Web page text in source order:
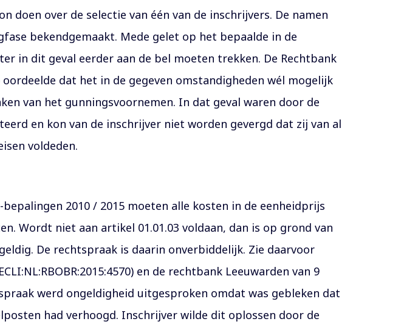
over de selectie van één van de inschrijvers. De namen
bekendgemaakt. Mede gelet op het bepaalde in de
in dit geval eerder aan de bel moeten trekken. De Rechtbank
oordeelde dat het in de gegeven omstandigheden wél mogelijk
van het gunningsvoornemen. In dat geval waren door de
en kon van de inschrijver niet worden gevergd dat zij van al
voldeden.
2010 / 2015 moeten alle kosten in de eenheidprijs
Wordt niet aan artikel 01.01.03 voldaan, dan is op grond van
De rechtspraak is daarin onverbiddelijk. Zie daarvoor
en de rechtbank Leeuwarden van 9
werd ongeldigheid uitgesproken omdat was gebleken dat
had verhoogd. Inschrijver wilde dit oplossen door de